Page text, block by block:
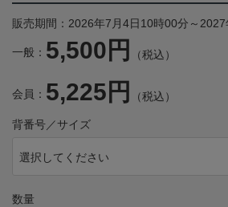
販売期間：2026年7月4日10時00分～
一般： 5,500円 （税込）
会員： 5,225円 （税込）
背番号／サイズ
選択してください
数量